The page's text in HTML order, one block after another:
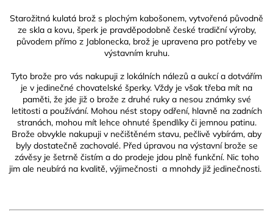
Starožitná kulatá brož s plochým kabošonem, vytvořená původně
ze skla a kovu, šperk je pravděpodobně české tradiční výroby,
původem přímo z Jablonecka, brož je upravena pro potřeby ve
výstavním kruhu.
Tyto brože pro vás nakupuji z lokálních nálezů a aukcí a dotvářím
je v jedinečné chovatelské šperky. Vždy je však třeba mít na
paměti, že jde již o brože z druhé ruky a nesou známky své
letitosti a používání. Mohou nést stopy odření, hlavně na zadních
stranách, mohou mít lehce ohnuté špendlíky či jemnou patinu.
Brože obvykle nakupuji v nečištěném stavu, pečlivě vybírám, aby
byly dostatečně zachovalé. Před úpravou na výstavní brože se
závěsy je šetrně čistím a do prodeje jdou plně funkční. Nic toho
jim ale neubírá na kvalitě, výjimečnosti a mnohdy již jedinečnosti.